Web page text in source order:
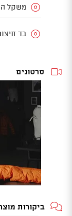
משקל
בד
סרטונים
ביקורות